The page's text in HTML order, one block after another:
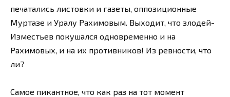
печатались листовки и газеты, оппозиционные
Муртазе и Уралу Рахимовым. Выходит, что злодей­
Изместьев покушался одновременно и на
Рахимовых, и на их противников! Из ревности, что
ли?
Самое пикантное, что как раз на тот момент